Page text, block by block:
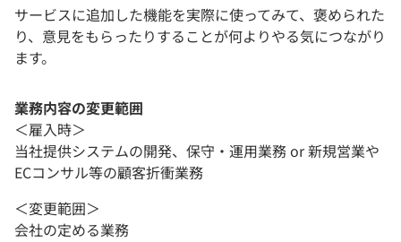
サービスに追加した機能を実際に使ってみて、褒められた
り、意見をもらったりすることが何よりやる気につながり
ます。
業務内容の変更範囲
＜雇入時＞
当社提供システムの開発、保守・運用業務 or 新規営業や
ECコンサル等の顧客折衝業務
＜変更範囲＞
会社の定める業務